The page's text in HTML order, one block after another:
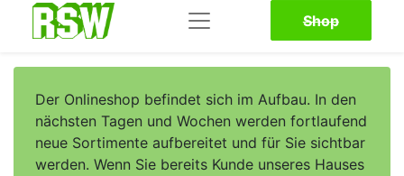
Shop​​​​
Der Onlineshop befindet sich im Aufbau. In den
nächsten Tagen und Wochen werden fortlaufend
neue Sortimente aufbereitet und für Sie sichtbar
werden. Wenn Sie bereits Kunde unseres Hauses